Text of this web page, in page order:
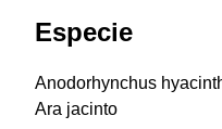
Especie
Anodorhynchus
Ara jacinto